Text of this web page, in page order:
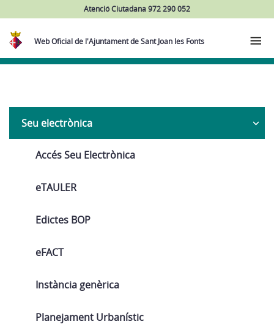
Atenció Ciutadana 972 290 052
Web Oficial de l'Ajuntament de Sant Joan les Fonts
Navega
Seu electrònica
Accés Seu Electrònica
eTAULER
Edictes BOP
eFACT
Instància genèrica
Planejament Urbanístic